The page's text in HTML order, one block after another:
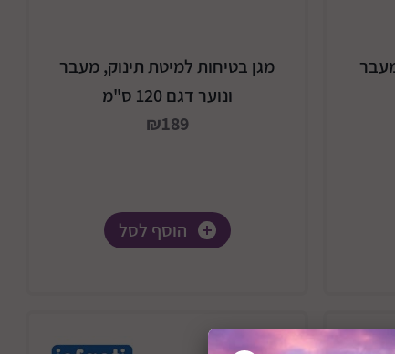
מגן בטיחות למיטת תינוק, מעבר
ונוער דגם 120 ס"מ
₪189
הוסף לסל